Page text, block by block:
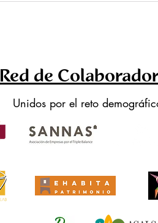
Red de
Unidos por el reto